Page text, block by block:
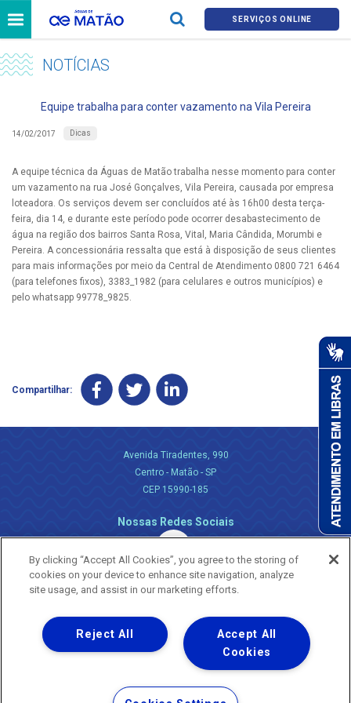
SERVIÇOS ONLINE
NOTÍCIAS
Equipe trabalha para conter vazamento na Vila Pereira
14/02/2017 Dicas
A equipe técnica da Águas de Matão trabalha nesse momento para conter
um vazamento na rua José Gonçalves, Vila Pereira, causada por empresa
loteadora. Os serviços devem ser concluídos até às 16h00 desta terça-
feira, dia 14, e durante este período pode ocorrer desabastecimento de
água na região dos bairros Santa Rosa, Vital, Maria Cândida, Morumbi e
Pereira. A concessionária ressalta que está à disposição de seus clientes
para mais informações por meio da Central de Atendimento 0800 721 6464
(para telefones fixos), 3383_1982 (para celulares e outros municípios) e
pelo whatsapp 99778_9825.
Compartilhar:
Avenida Tiradentes, 990
Centro - Matão - SP
CEP 15990-185
Nossas Redes Sociais
Uma empresa
Copyright ® 2026 - Todos os Direitos Reservados.
Nossa natureza movimenta a vida
Termos Gerais de Uso de Sites e Aplicativos
By clicking “Accept All Cookies”, you agree to the storing of
cookies on your device to enhance site navigation, analyze
site usage, and assist in our marketing efforts.
Accept All
Cookies
Reject All